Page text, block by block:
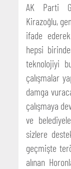
AK Parti
Kirazoğlu,
ifade
hepsi
teknolojiyi
çalışmalar
damga
çalışmaya
ve
sizlere
geçmişte
alınan